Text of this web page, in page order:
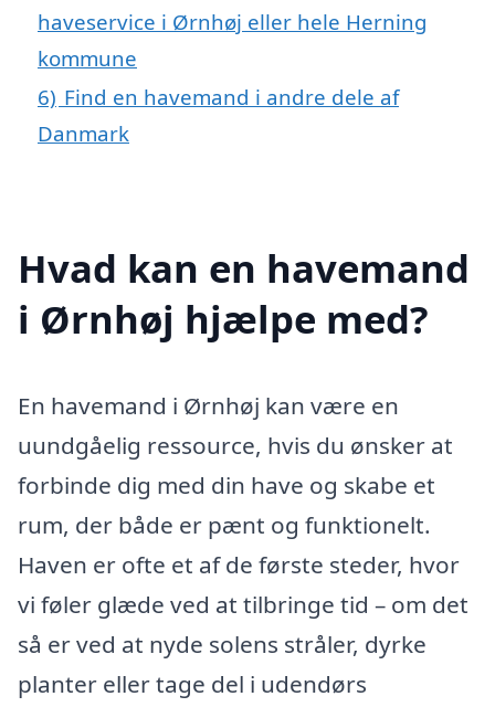
haveservice i Ørnhøj eller hele Herning
kommune
6) Find en havemand i andre dele af
Danmark
Hvad kan en havemand
i Ørnhøj hjælpe med?
En havemand i Ørnhøj kan være en
uundgåelig ressource, hvis du ønsker at
forbinde dig med din have og skabe et
rum, der både er pænt og funktionelt.
Haven er ofte et af de første steder, hvor
vi føler glæde ved at tilbringe tid – om det
så er ved at nyde solens stråler, dyrke
planter eller tage del i udendørs